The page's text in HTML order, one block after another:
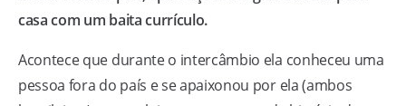
casa com um baita currículo.
Acontece que durante o intercâmbio ela conheceu uma
pessoa fora do país e se apaixonou por ela (ambos